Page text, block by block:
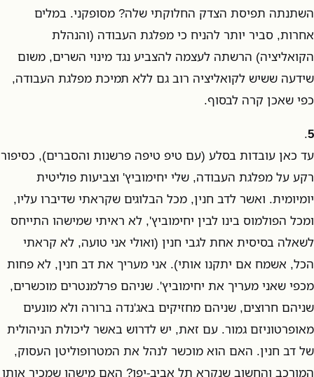
השתנתה תפיסת הצדק החלוקתי שלה? מסופקני. במלים
אחרות, סביר יותר להניח כי מפלגת העבודה (והנהלת
הקואליציה) הרשתה לעצמה להצביע נגד מינוי השרים, משום
שידעה ששיש לקואליציה רוב גם ללא תמיכת מפלגת העבודה,
כפי שאכן קרה לבסוף.
5
.
עד כאן עובדות בסלע (עם טיפ טיפה פרשנות והסברים), כסיפור
רקע על מפלגת העבודה, שלי יחימוביץ' וצביעות פוליטית
יומיומית. ואשר לדב חנין, מכל הבלוגים שקראתי שדיברו עליו,
ומכל הפולמוס בינו לבין יחימוביץ', לא ראיתי שמישהו התייחס
לשאלה בסיסית אחת לגבי חנין (ואולי אני טועה, לא קראתי
הכל, אשמח אם יתקנו אותי). אני מעריך את דב חנין, לא פחות
מכפי שאני מעריך את יחימוביץ'. שניהם פרלמנטרים מוכשרים,
שניהם חרוצים, שניהם מחזיקים באג'נדה ברורה ולא מונעים
מאופרטוניזם גמור. עם זאת, יש לדרוש באשר ליכולת הניהולית
של דב חנין. האם הוא מוכשר לנהל את המטרופוליטן העסוק,
המורכב והחשוב שנקרא תל אביב-יפו? האם מישהו שמכיר אותו